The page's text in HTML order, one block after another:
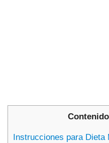
Instrucciones para Dieta